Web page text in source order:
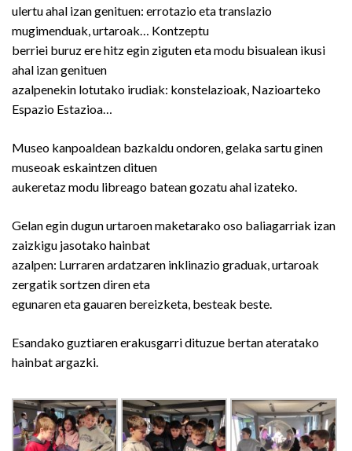
ulertu ahal izan genituen: errotazio eta translazio
mugimenduak, urtaroak… Kontzeptu
berriei buruz ere hitz egin ziguten eta modu bisualean ikusi
ahal izan genituen
azalpenekin lotutako irudiak: konstelazioak, Nazioarteko
Espazio Estazioa…
Museo kanpoaldean bazkaldu ondoren, gelaka sartu ginen
museoak eskaintzen dituen
aukeretaz modu libreago batean gozatu ahal izateko.
Gelan egin dugun urtaroen maketarako oso baliagarriak izan
zaizkigu jasotako hainbat
azalpen: Lurraren ardatzaren inklinazio graduak, urtaroak
zergatik sortzen diren eta
egunaren eta gauaren bereizketa, besteak beste.
Esandako guztiaren erakusgarri dituzue bertan ateratako
hainbat argazki.